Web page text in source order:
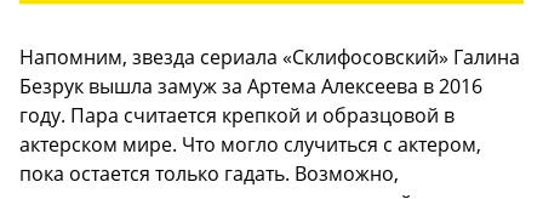
Напомним, звезда сериала «Склифосовский» Галина
Безрук вышла замуж за Артема Алексеева в 2016
году. Пара считается крепкой и образцовой в
актерском мире. Что могло случиться с актером,
пока остается только гадать. Возможно,